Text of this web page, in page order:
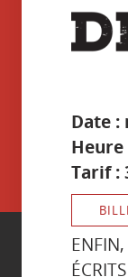
Date :
Heure
Tarif :